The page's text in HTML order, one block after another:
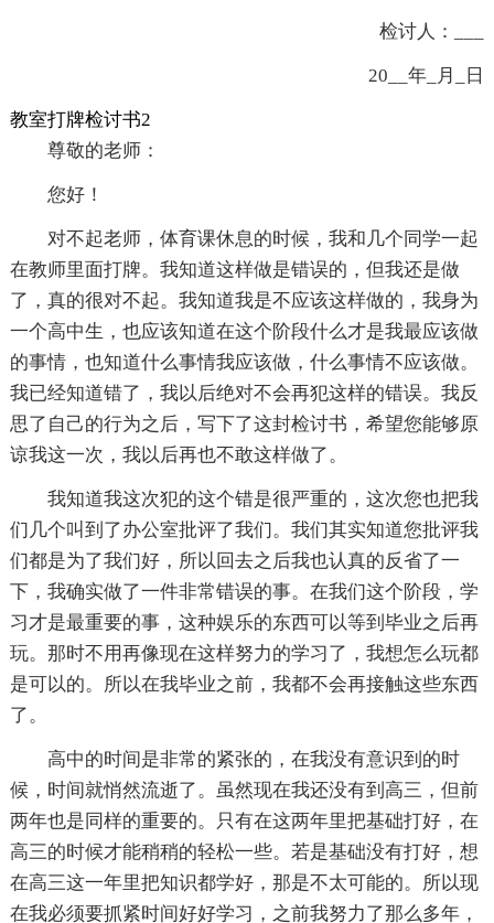
检讨人：___
20__年_月_日
教室打牌检讨书2
尊敬的老师：
您好！
对不起老师，体育课休息的时候，我和几个同学一起
在教师里面打牌。我知道这样做是错误的，但我还是做
了，真的很对不起。我知道我是不应该这样做的，我身为
一个高中生，也应该知道在这个阶段什么才是我最应该做
的事情，也知道什么事情我应该做，什么事情不应该做。
我已经知道错了，我以后绝对不会再犯这样的错误。我反
思了自己的行为之后，写下了这封检讨书，希望您能够原
谅我这一次，我以后再也不敢这样做了。
我知道我这次犯的这个错是很严重的，这次您也把我
们几个叫到了办公室批评了我们。我们其实知道您批评我
们都是为了我们好，所以回去之后我也认真的反省了一
下，我确实做了一件非常错误的事。在我们这个阶段，学
习才是最重要的事，这种娱乐的东西可以等到毕业之后再
玩。那时不用再像现在这样努力的学习了，我想怎么玩都
是可以的。所以在我毕业之前，我都不会再接触这些东西
了。
高中的时间是非常的紧张的，在我没有意识到的时
候，时间就悄然流逝了。虽然现在我还没有到高三，但前
两年也是同样的重要的。只有在这两年里把基础打好，在
高三的时候才能稍稍的轻松一些。若是基础没有打好，想
在高三这一年里把知识都学好，那是不太可能的。所以现
在我必须要抓紧时间好好学习，之前我努力了那么多年，